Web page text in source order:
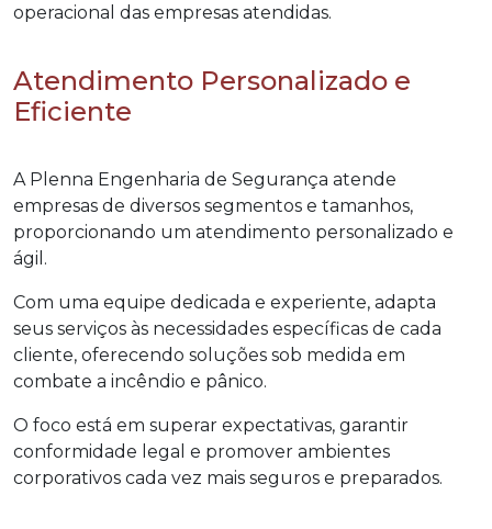
operacional das empresas atendidas.
Atendimento Personalizado e
Eficiente
A Plenna Engenharia de Segurança atende
empresas de diversos segmentos e tamanhos,
proporcionando um atendimento personalizado e
ágil.
Com uma equipe dedicada e experiente, adapta
seus serviços às necessidades específicas de cada
cliente, oferecendo soluções sob medida em
combate a incêndio e pânico.
O foco está em superar expectativas, garantir
conformidade legal e promover ambientes
corporativos cada vez mais seguros e preparados.